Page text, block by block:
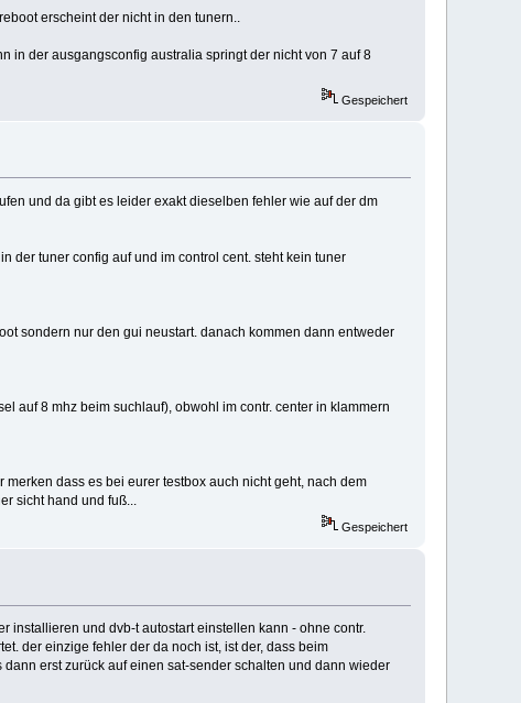
erscheint der nicht in den tunern..
in der ausgangsconfig australia springt der nicht von 7 auf 8
Gespeichert
und da gibt es leider exakt dieselben fehler wie auf der dm
der tuner config auf und im control cent. steht kein tuner
sondern nur den gui neustart. danach kommen dann entweder
auf 8 mhz beim suchlauf), obwohl im contr. center in klammern
dass es bei eurer testbox auch nicht geht, nach dem
sicht hand und fuß...
Gespeichert
installieren und dvb-t autostart einstellen kann - ohne contr.
der einzige fehler der da noch ist, ist der, dass beim
erst zurück auf einen sat-sender schalten und dann wieder